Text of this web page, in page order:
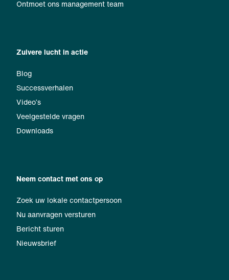
Ontmoet ons management team
Zuivere lucht in actie
Blog
Successverhalen
Video’s
Veelgestelde vragen
Downloads
Neem contact met ons op
Zoek uw lokale contactpersoon
Nu aanvragen versturen
Bericht sturen
Nieuwsbrief